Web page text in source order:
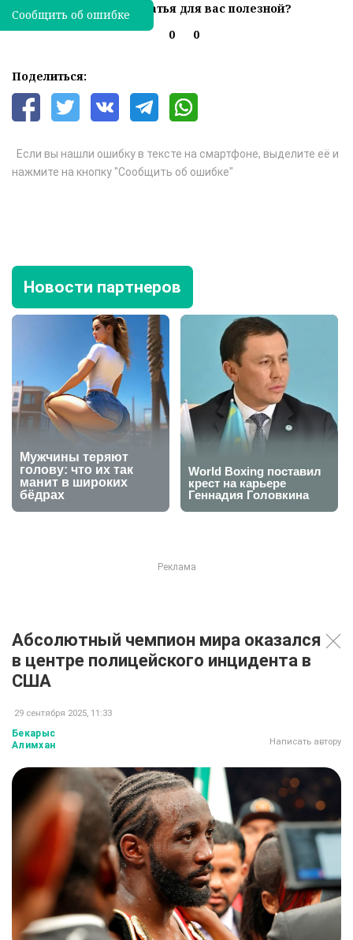
Была ли эта статья для вас полезной?
0
0
Поделиться:
Если вы нашли ошибку в тексте на смартфоне, выделите её и
нажмите на кнопку "Сообщить об ошибке"
Сообщить об ошибке
Новости партнеров
Абсолютный чемпион мира оказался
в центре полицейского инцидента в
США
29 сентября 2025, 11:33
Бекарыс
Алимхан
Написать автору